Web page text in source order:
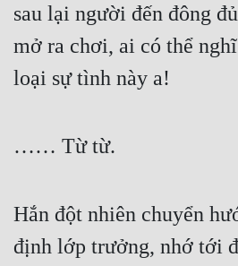
sau lại người đến đông
mở ra chơi, ai có thể
loại sự tình này a!
…… Từ từ.
Hắn đột nhiên chuyển
định lớp trưởng, nhớ tới